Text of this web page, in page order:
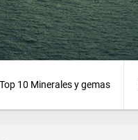
Top 10 Minerales y gemas